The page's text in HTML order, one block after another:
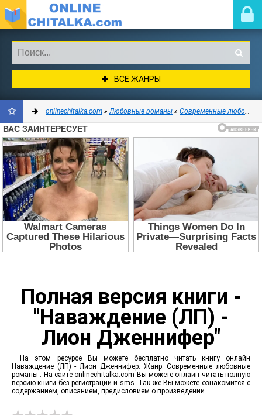
ВСЕ ЖАНРЫ
ДОБАВИТЬ
В
ЗАКЛАДКИ
onlinechitalka.com »Любовные романы » Современные любовные романы
Полная версия книги -
"Наваждение (ЛП) -
Лион Дженнифер"
На этом ресурсе Вы можете бесплатно читать книгу онлайн
Наваждение (ЛП) - Лион Дженнифер. Жанр: Современные любовные
романы . На сайте onlinechitalka.com Вы можете онлайн читать полную
версию книги без регистрации и sms. Так же Вы можете ознакомится с
содержанием, описанием, предисловием о произведении